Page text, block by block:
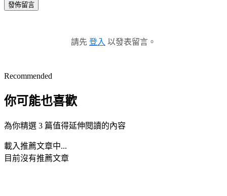
發佈留言
請先 登入 以發表留言。
Recommended
你可能也喜歡
為你精選 3 篇值得延伸閱讀的內容
載入推薦文章中...
目前沒有推薦文章